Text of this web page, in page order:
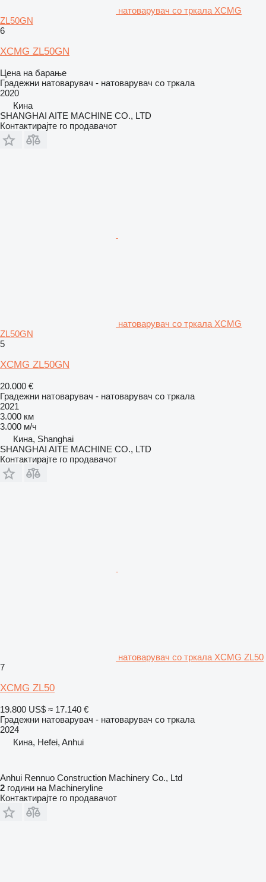
натоварувач со тркала XCMG
ZL50GN
6
XCMG ZL50GN
Цена на барање
Градежни натоварувач - натоварувач со тркала
2020
Кина
SHANGHAI AITE MACHINE CO., LTD
Контактирајте го продавачот
натоварувач со тркала XCMG
ZL50GN
5
XCMG ZL50GN
20.000 €
Градежни натоварувач - натоварувач со тркала
2021
3.000 км
3.000 м/ч
Кина, Shanghai
SHANGHAI AITE MACHINE CO., LTD
Контактирајте го продавачот
натоварувач со тркала XCMG ZL50
7
XCMG ZL50
19.800 US$ ≈ 17.140 €
Градежни натоварувач - натоварувач со тркала
2024
Кина, Hefei, Anhui
Anhui Rennuo Construction Machinery Co., Ltd
2 години на Machineryline
Контактирајте го продавачот